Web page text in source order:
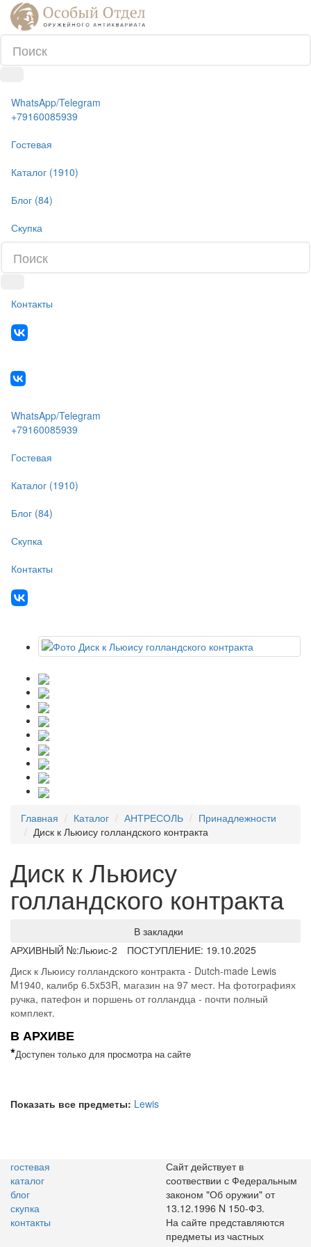
WhatsApp/Telegram
+79160085939
Гостевая
Каталог (1910)
Блог (84)
Скупка
Контакты
WhatsApp/Telegram
+79160085939
Гостевая
Каталог (1910)
Блог (84)
Скупка
Контакты
Главная Каталог АНТРЕСОЛЬ
Принадлежности
Диск к Льюису голландского контракта
Диск к Льюису
голландского контракта
В закладки
АРХИВНЫЙ №:Льюис-2
ПОСТУПЛЕНИЕ: 19.10.2025
Диск к Льюису голландского контракта - Dutch-made Lewis
M1940, калибр 6.5x53R, магазин на 97 мест. На фотографиях
ручка, патефон и поршень от голландца - почти полный
комплект.
В АРХИВЕ
*Доступен только для просмотра на сайте
Показать все предметы: Lewis
гостевая
каталог
блог
скупка
контакты
Сайт действует в
соотвествии с Федеральным
законом "Об оружии" от
13.12.1996 N 150-ФЗ.
На сайте представляются
предметы из частных